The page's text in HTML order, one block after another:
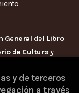
General del Libro
de Cultura y
y de terceros
a través